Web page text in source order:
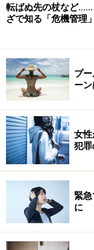
転ばぬ先の杖など……
ざで知る「危機管理
プ
ーン
女性
犯
緊
に